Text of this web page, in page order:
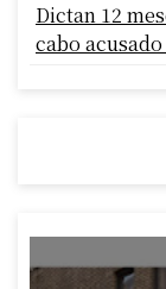
Dictan 12
cabo